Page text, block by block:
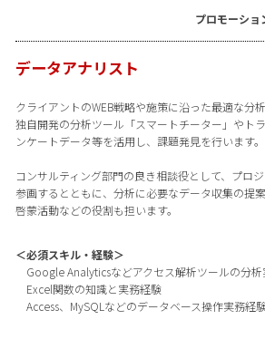
プロモーシ
データアナリスト
クライアントのWEB戦略や施策に沿った最適な分
独自開発の分析ツール「スマートチーター」やト
ンケートデータ等を活用し、課題発見を行います。
コンサルティング部門の良き相談役として、プロ
参画するとともに、分析に必要なデータ収集の提
啓蒙活動などの役割も担います。
＜必須スキル・経験＞
Google Analyticsなどアクセス解析ツールの分
Excel関数の知識と実務経験
Access、MySQLなどのデータベース操作実務経